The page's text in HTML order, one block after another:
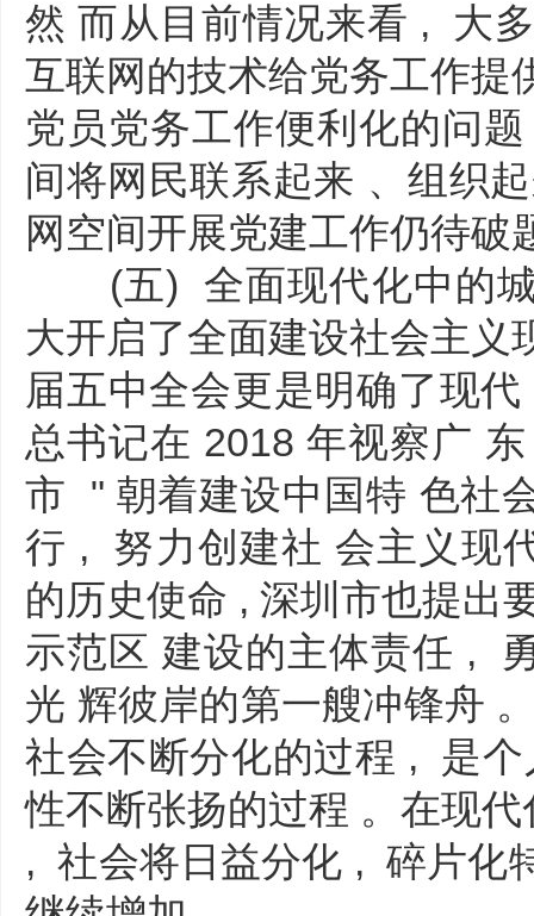
然 而从目前情况来看 , 大
互联网的技术给党务工作提
党员党务工作便利化的问
间将网民联系起来 、组织
网空间开展党建工作仍待破
(五) 全面现代化中的城
大开启了全面建设社会主义
届五中全会更是明确了现
总书记在 2018 年视察广
市 " 朝着建设中国特 色社
行 , 努力创建社 会主义现
的历史使命 , 深圳市也提出
示范区 建设的主体责任 ,
光 辉彼岸的第一艘冲锋舟
社会不断分化的过程 , 是
性不断张扬的过程 。在现
, 社会将日益分化 , 碎片化